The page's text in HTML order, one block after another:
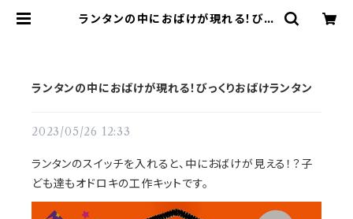
ランタンの中におばけが現れる！びっ
ランタンの中におばけが現れる！びっくりおばけランタン
2023/05/26 12:33
ランタンのスイッチを入れると、中におばけが見える！？子
ども達もオドロキの工作キットです。